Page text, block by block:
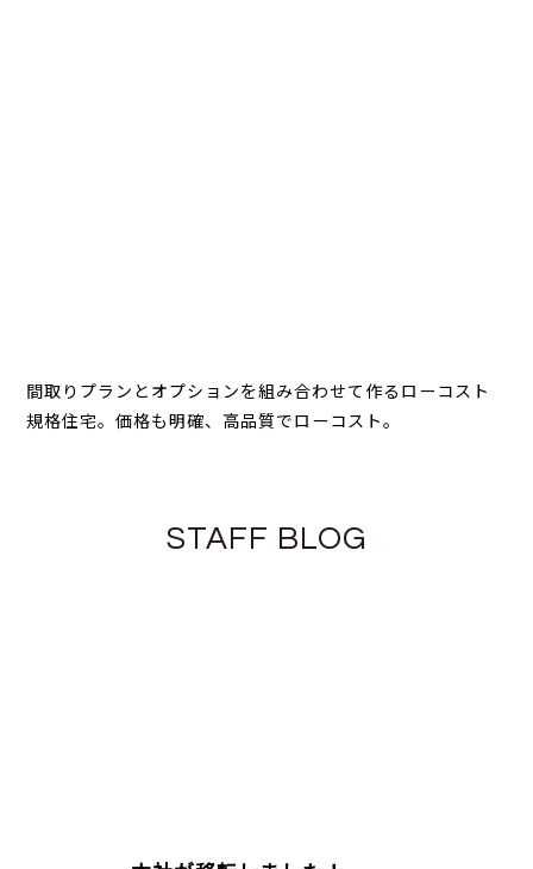
間取りプランとオプションを組み合わせて作るローコスト
規格住宅。価格も明確、高品質でローコスト。
STAFF BLOG